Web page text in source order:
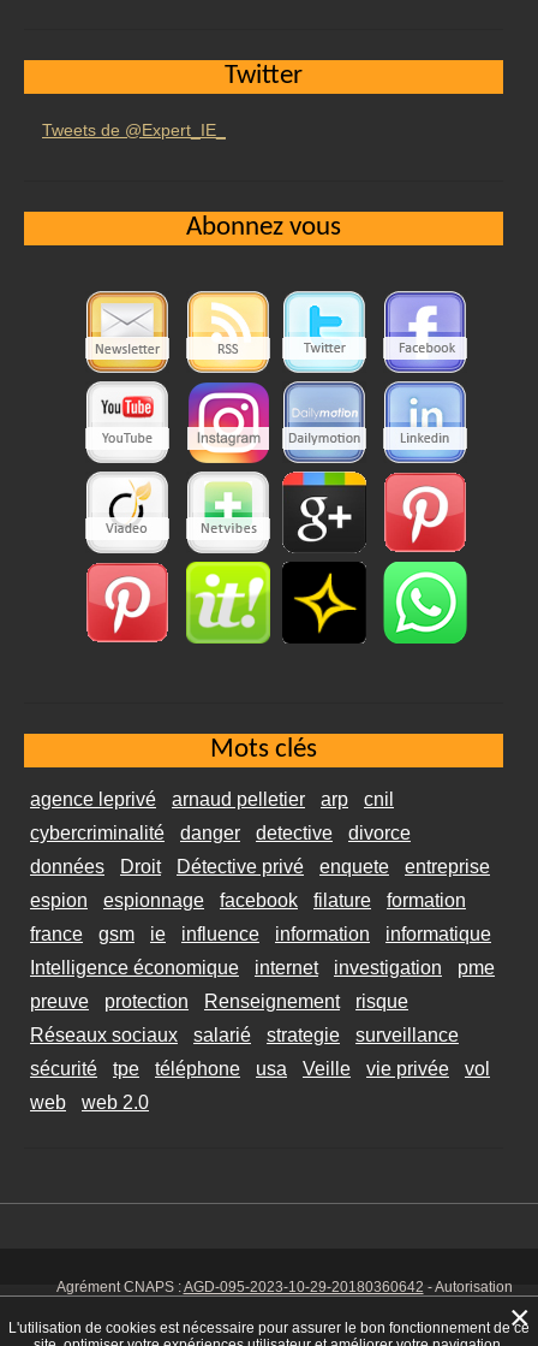
Twitter
Tweets de @Expert_IE_
Abonnez vous
Mots clés
agence leprivé arnaud pelletier arp
cnil
cybercriminalité
danger detective
divorce
données
Droit Détective privé enquete
entreprise
espion
espionnage facebook filature
formation
france
gsm ie influence information
informatique
Intelligence économique
internet investigation
pme
preuve
protection Renseignement
risque
Réseaux sociaux
salarié strategie
surveillance
sécurité
tpe téléphone usa Veille vie privée
vol
web
web 2.0
Agrément CNAPS :AGD-095-2023-10-29-20180360642 - Autorisation
925 00038 - Code NAF 8030 Z -Mentions Légales-CookiesTél. : 06 14
01 75 32
L'utilisation de cookies est nécessaire pour assurer le bon fonctionnement de ce
×